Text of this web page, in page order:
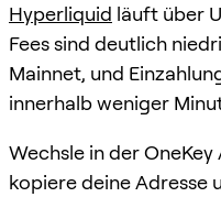
Hyperliquid läuft über
Fees sind deutlich
Mainnet, und
innerhalb weniger
Wechsle in der
kopiere deine Adresse